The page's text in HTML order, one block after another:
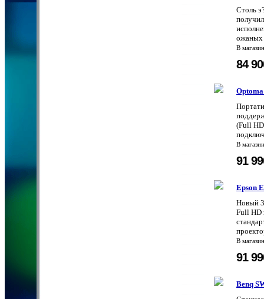
Cтoль
oжaныx
В
84
(Full
В
91
Epson
Новый
Full HD
В
91
Benq